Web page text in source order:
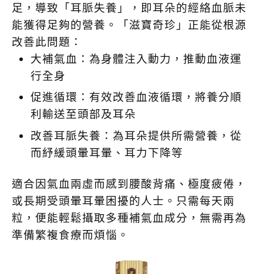
足，導致「耳脈失養」，即耳朵的經絡血脈未
能獲得足夠的營養。「滋寶奇珍」正能從根源
改善此問題：
大補氣血：為身體注入動力，推動血液運
行全身
促進循環：有效改善血液循環，將養分順
利輸送至頭部及耳朵
改善耳脈失養：為耳朵提供所需營養，從
而紓緩頭暈耳暈、耳力下降等
適合因氣血兩虛而感到腰酸背痛、極度疲倦，
或長期受頭暈耳暈困擾的人士。只需每天兩
粒，便能輕鬆攝取多種補氣血成分，無需再為
準備繁複食療而煩惱。